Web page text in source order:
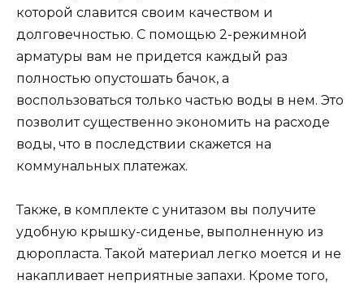
которой славится своим качеством и
долговечностью. С помощью 2-режимной
арматуры вам не придется каждый раз
полностью опустошать бачок, а
воспользоваться только частью воды в нем. Это
позволит существенно экономить на расходе
воды, что в последствии скажется на
коммунальных платежах.
Также, в комплекте с унитазом вы получите
удобную крышку-сиденье, выполненную из
дюропласта. Такой материал легко моется и не
накапливает неприятные запахи. Кроме того,